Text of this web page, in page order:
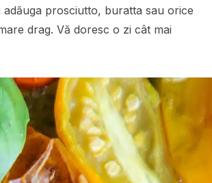
prosciutto, buratta sau orice
drag. Vă doresc o zi cât mai